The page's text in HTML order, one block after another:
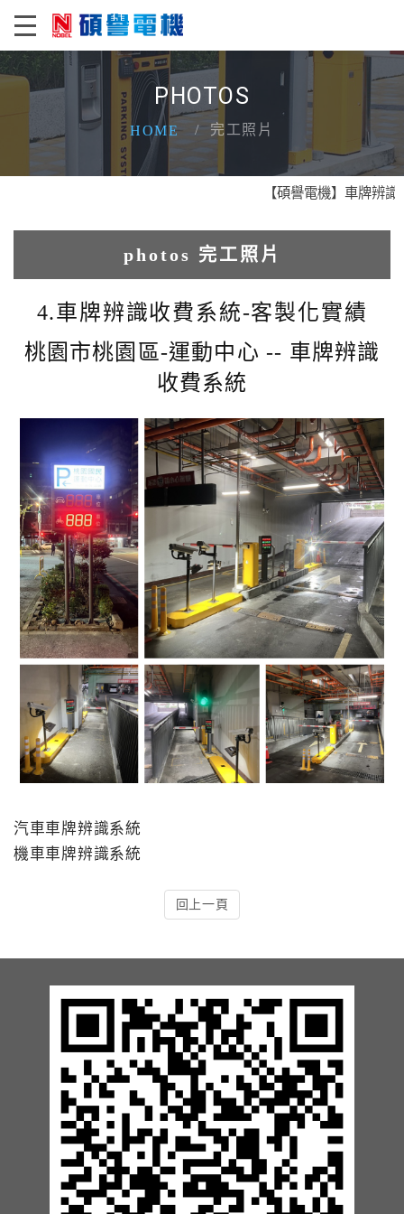
PHOTOS
HOME 完工照片
【碩譽電機】車牌辨識
photos 完工照片
1.人臉辨識系統實績
2.電動柵欄機系列實績
3.車牌辨識收費系統實績
4.車牌辨識收費系統-客製化實績
5.停車收費系統系列實績
6.停車收費系統-地閘式實績
7.人員管制機系列實績
8.長距離讀卡機系列實績
9.車位在席導引系列實績
10.反向尋車系統實績
11.周邊配備-紅綠燈實績
13.周邊配備-防撞條實績
14.邊配備-車輪檔實績
18.周邊配備-車位架實績
20.智能汽機車充電樁設備實績
21.車道資訊看板實績
4.車牌辨識收費系統-客製化實績
桃園市桃園區-運動中心 -- 車牌辨識
收費系統
汽車車牌辨識系統
機車車牌辨識系統
回上一頁